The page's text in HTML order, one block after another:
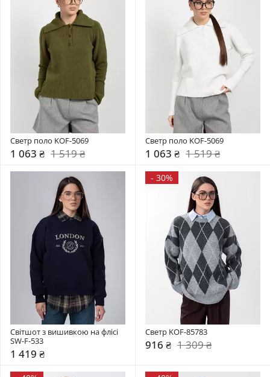
Светр поло KOF-5069
1 063 ₴ 1 519 ₴
Светр поло KOF-5069
1 063 ₴ 1 519 ₴
Світшот з вишивкою на флісі
SW-F-533
1 419 ₴
- 30%
Светр KOF-85783
916 ₴ 1 309 ₴